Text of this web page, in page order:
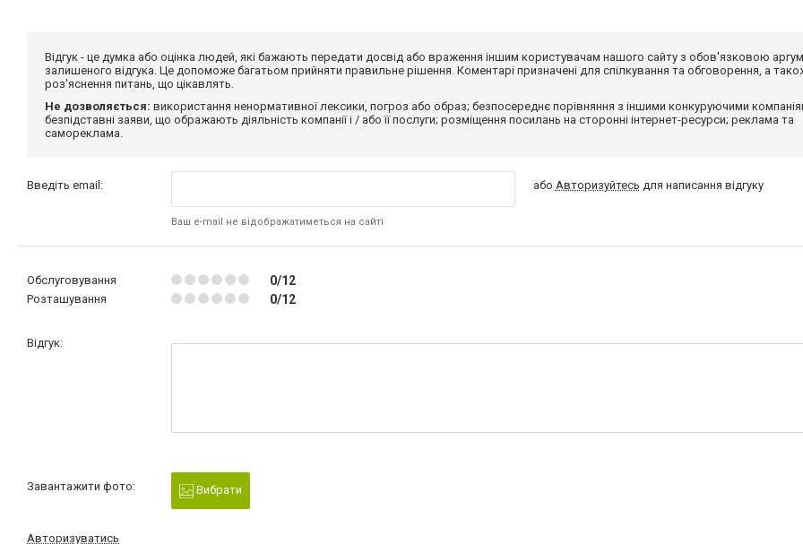
Відгук - це думка або оцінка людей, які бажають передати досвід або враження іншим користувачам нашого сайту з обов'язковою
залишеного відгука. Це допоможе багатьом прийняти правильне рішення. Коментарі призначені для спілкування та обговорення, а
роз'яснення питань, що цікавлять.
Не дозволяється: використання ненормативної лексики, погроз або образ; безпосереднє порівняння з іншими конкуруючими
безпідставні заяви, що ображають діяльність компанії і / або її послуги; розміщення посилань на сторонні інтернет-ресурси; реклама та
самореклама.
Введіть email:
Ваш e-mail не відображатиметься на сайті
або Авторизуйтесь для написання відгуку
Обслуговування 0/12
Розташування 0/12
Відгук:
Завантажити фото: Вибрати
Авторизуватись